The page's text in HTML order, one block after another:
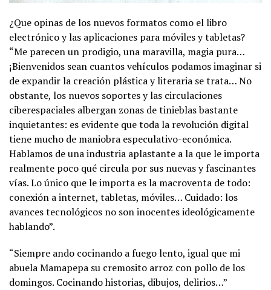
¿Que opinas de los nuevos formatos como el libro
electrónico y las aplicaciones para móviles y tabletas?
“Me parecen un prodigio, una maravilla, magia pura…
¡Bienvenidos sean cuantos vehículos podamos imaginar si
de expandir la creación plástica y literaria se trata… No
obstante, los nuevos soportes y las circulaciones
ciberespaciales albergan zonas de tinieblas bastante
inquietantes: es evidente que toda la revolución digital
tiene mucho de maniobra especulativo-económica.
Hablamos de una industria aplastante a la que le importa
realmente poco qué circula por sus nuevas y fascinantes
vías. Lo único que le importa es la macroventa de todo:
conexión a internet, tabletas, móviles… Cuidado: los
avances tecnológicos no son inocentes ideológicamente
hablando”.
“Siempre ando cocinando a fuego lento, igual que mi
abuela Mamapepa su cremosito arroz con pollo de los
domingos. Cocinando historias, dibujos, delirios…”